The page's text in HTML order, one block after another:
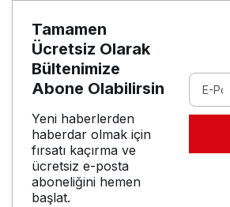
Tamamen
Ücretsiz Olarak
Bültenimize
Abone Olabilirsin
Yeni haberlerden
haberdar olmak için
fırsatı kaçırma ve
ücretsiz e-posta
aboneliğini hemen
başlat.